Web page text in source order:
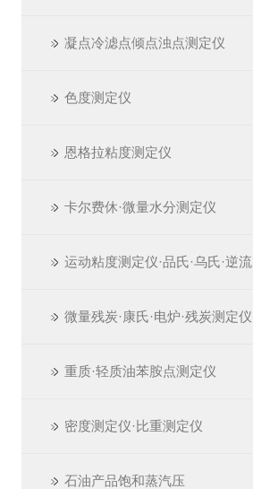
凝点冷滤点倾点浊点测定仪
色度测定仪
恩格拉粘度测定仪
卡尔费休·微量水分测定仪
运动粘度测定仪·品氏·乌氏·逆流
微量残炭·康氏·电炉·残炭测定仪
重质·轻质油苯胺点测定仪
密度测定仪·比重测定仪
石油产品饱和蒸汽压